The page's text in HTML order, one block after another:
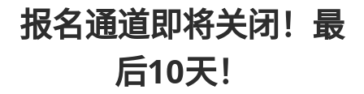
报名通道即将关闭！最
后10天！